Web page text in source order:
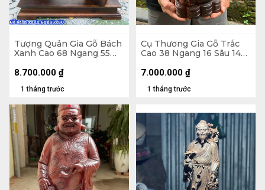
Tượng Quản Gia Gỗ Bách
Xanh Cao 68 Ngang 55
1 tháng trước
8.700.000 ₫
Cụ Thương Gia Gỗ Trắc
Cao 38 Ngang 16 Sâu 14
1 tháng trước
7.000.000 ₫